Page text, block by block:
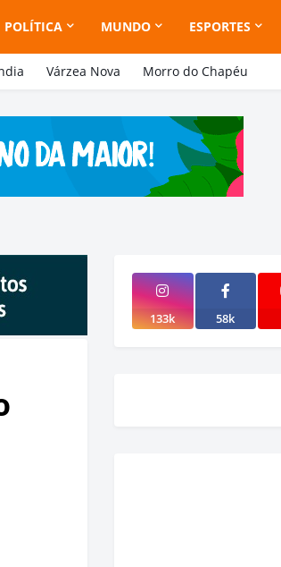
POLÍTICA MUNDO ESPORTES
Várzea Nova Morro do Chapéu
133k 58k